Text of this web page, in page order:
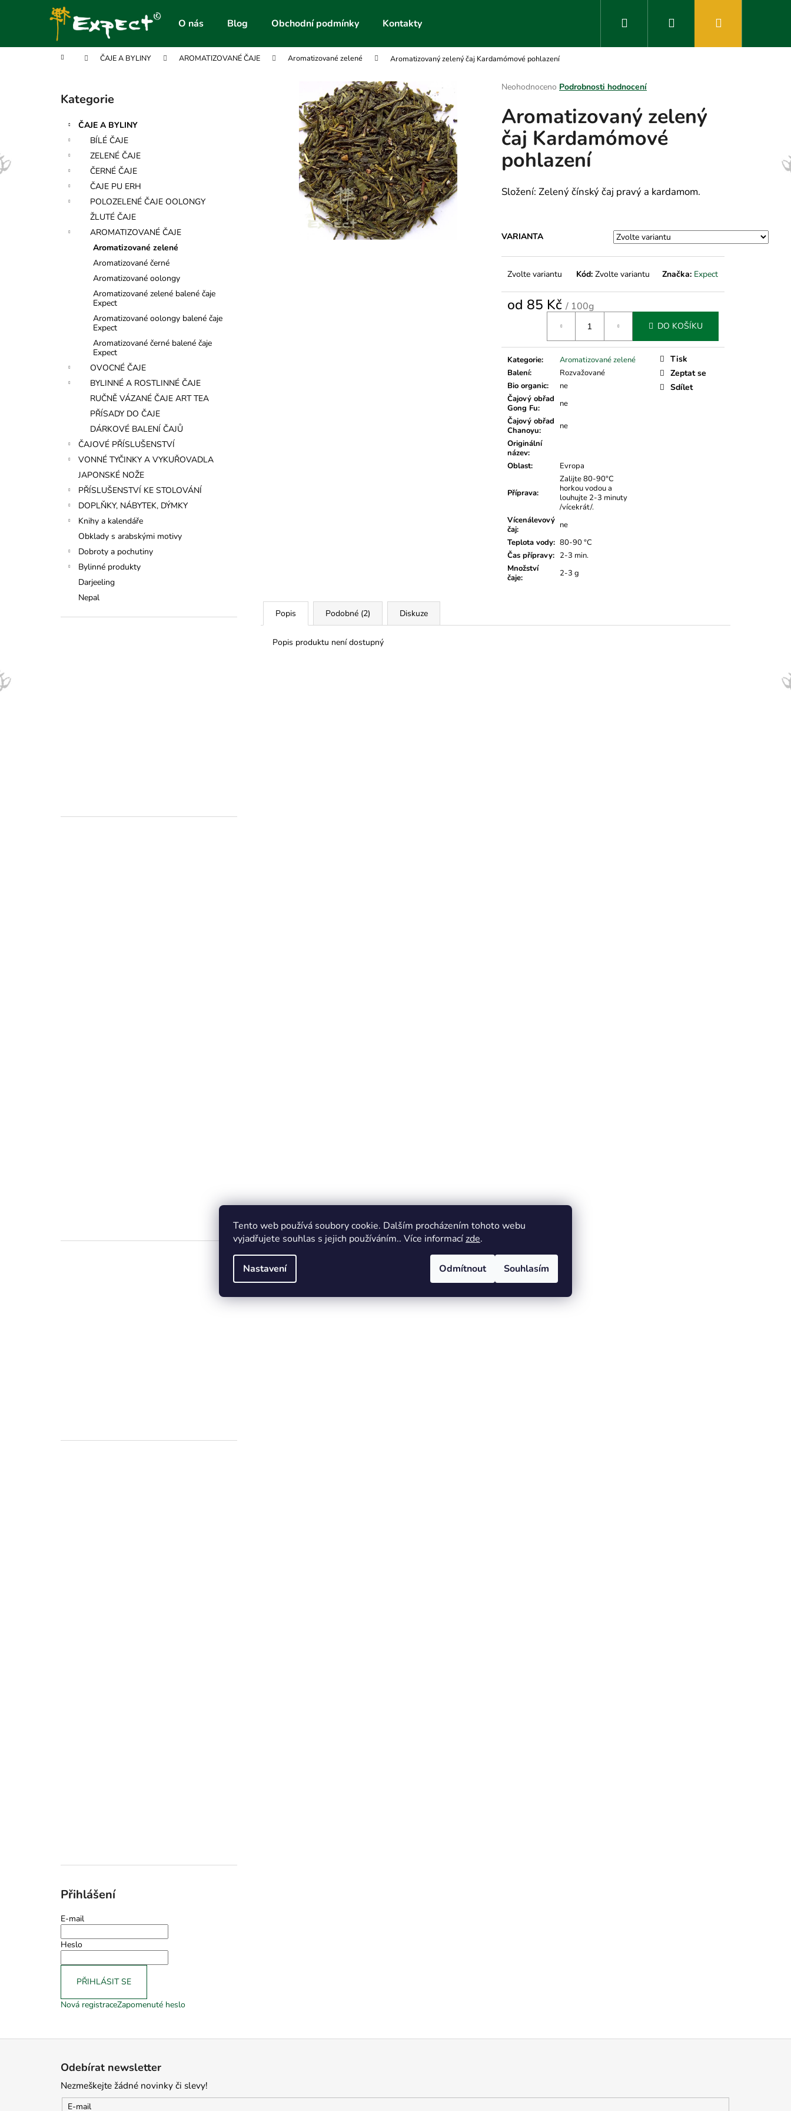
Tento web používá soubory cookie. Dalším procházením tohoto webu
vyjadřujete souhlas s jejich používáním.. Více informacízde.
Nastavení Odmítnout Souhlasím
O nás Blog Obchodní podmínky Kontakty Hledat Přihlášení
Domů ČAJE A BYLINY AROMATIZOVANÉ ČAJE Aromatizované zelené Aromatizovaný zelený čaj Kardamómové pohlazení
Přeskočit
kategorie
Kategorie
ČAJE A BYLINY
BÍLÉ ČAJE
ZELENÉ ČAJE
ČERNÉ ČAJE
ČAJE PU ERH
POLOZELENÉ ČAJE OOLONGY
ŽLUTÉ ČAJE
AROMATIZOVANÉ ČAJE
Aromatizované zelené
Aromatizované černé
Aromatizované oolongy
Aromatizované zelené balené čaje
Expect
Aromatizované oolongy balené čaje
Expect
Aromatizované černé balené čaje
Expect
OVOCNÉ ČAJE
BYLINNÉ A ROSTLINNÉ ČAJE
RUČNĚ VÁZANÉ ČAJE ART TEA
PŘÍSADY DO ČAJE
DÁRKOVÉ BALENÍ ČAJŮ
ČAJOVÉ PŘÍSLUŠENSTVÍ
VONNÉ TYČINKY A VYKUŘOVADLA
JAPONSKÉ NOŽE
PŘÍSLUŠENSTVÍ KE STOLOVÁNÍ
DOPLŇKY, NÁBYTEK, DÝMKY
Knihy a kalendáře
Obklady s arabskými motivy
Dobroty a pochutiny
Bylinné produkty
Darjeeling
Nepal
Přihlášení
E-mail
Heslo
PŘIHLÁSIT SE
Nová registraceZapomenuté heslo
Průměrné
produktu
je
0,0
z
hvězdiček.
Neohodnoceno Podrobnosti hodnocení
Aromatizovaný zelený
čaj Kardamómové
pohlazení
Složení: Zelený čínský čaj pravý a kardamom.
VARIANTA
Zvolte variantu Kód: Zvolte variantu Značka: Expect
od 85 Kč / 100g
DO KOŠÍKU
Kategorie:
Aromatizované zelené
Balení:
Rozvažované
Bio organic:
ne
Čajový obřad
Gong Fu:
ne
Čajový obřad
Chanoyu:
ne
Originální
název:
Oblast: Evropa
Příprava:
Zalijte 80-90°C
horkou vodou a
louhujte 2-3 minuty
/vícekrát/.
Vícenálevový
čaj:
ne
Teplota vody: 80-90 °C
Čas přípravy: 2-3 min.
Množství
čaje: 2-3 g
Tisk
Zeptat se
Sdílet
Popis Podobné (2) Diskuze
Popis produktu není dostupný
í
Zpět
do
Zpět
do
Co potřebujete najít?
HLEDAT
Doporučujeme
Odebírat newsletter
Nezmeškejte žádné novinky či slevy!
E-mail